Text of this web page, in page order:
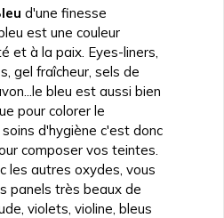
d'une finesse
est une couleur
et à la paix. Eyes-liners,
gel fraîcheur, sels de
bleu est aussi bien
pour colorer le
d'hygiène c'est donc
composer vos teintes.
les autres oxydes, vous
panels très beaux de
violets, violine, bleus